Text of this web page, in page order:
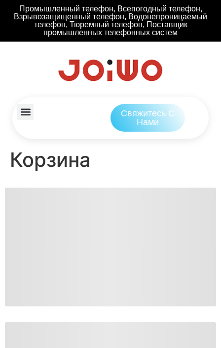
Промышленный телефон, Всепогодный телефон,
Взрывозащищенный телефон, Водонепроницаемый
телефон, Тюремный телефон, Поставщик
промышленных телефонных систем
Свяжитесь С
Нами
Корзина